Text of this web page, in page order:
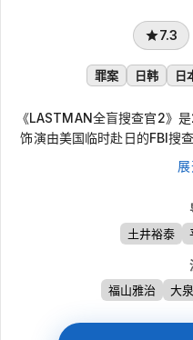
7.3
罪案 日韩 日
《LASTMAN全盲搜查官2》
饰演由美国临时赴日的FBI搜
却凭借敏锐的分析力、嗅觉
“LAST MAN”。大泉洋饰演
两人被安排成为搭
土井裕泰
福山雅治 大